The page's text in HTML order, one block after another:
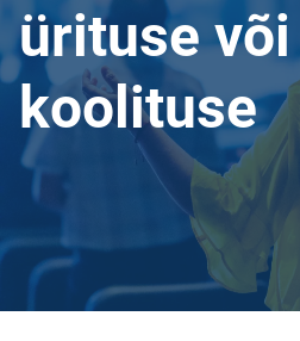
ürituse või
koolituse